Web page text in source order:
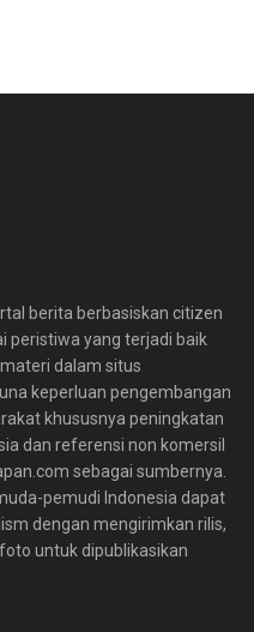
berita berbasiskan citizen
peristiwa yang terjadi baik
dalam situs
keperluan pengembangan
khususnya peningkatan
dan referensi non komersil
sebagai sumbernya.
pemudi Indonesia dapat
dengan mengirimkan rilis,
untuk dipublikasikan